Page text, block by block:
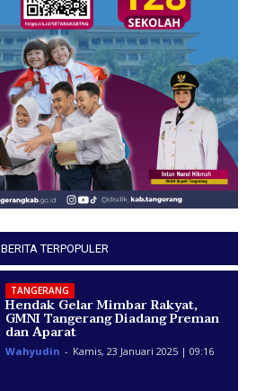
BERITA TERPOPULER
TANGERANG
Hendak Gelar Mimbar Rakyat,
GMNI Tangerang Diadang Preman
dan Aparat
Wahyudin - Kamis, 23 Januari 2025 | 09:16